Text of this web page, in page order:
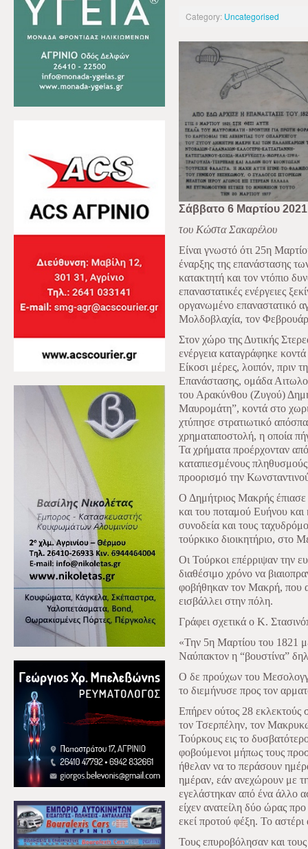
Category: Uncategorised
Σάββατο 6 Μαρτίου 2021
του Κώστα Σακαρέλου
Είναι γνωστό ότι 25η
έναρξης της επανάστασης
κατακτητή και τον ντόπιο
επαναστατικές ενέργειες
οργανωμένο επαναστατικό
Μολδοβλαχία, τον
Στον χώρο της Δυτικής
ενέργεια καταγράφηκε
Είκοσι μέρες, λοιπόν, πριν
Επανάστασης, ομάδα
του Αρακύνθου (Ζυγού)
Μαυρομάτη”, κοντά στο
χτύπησε στρατιωτικό
χρηματαποστολή, η οποία
Τα χρήματα προέρχονταν
καταπιεσμένους
προορισμό την
Ο Δημήτριος Μακρής
και του ποταμού Ευήνου και
συνοδεία και τους
τούρκικο διοικητήριο, στο
Οι Τούρκοι επέρριψαν την
διαθέσιμο χρόνο να
φοβήθηκαν τον Μακρή, που
εισβάλλει στην πόλη.
Γράφει σχετικά ο Κ.
«Την 5η Μαρτίου του 1821
Ναύπακτον η “βουστίνα”
Ο δε προύχων του
το διεμήνυσε προς τον
Επήρεν ούτος 28
τον Τσερπέλην, τον
Τούρκους εις το
φοβούμενοι μήπως τους
ήθελαν να το περάσουν
ημέραν, εάν ανεχώρουν με
εγελάστηκαν από ένα άλλο
είχεν ανατείλη δύο ώρας
εκεί προτού φέξη. Το αστέρι
Τους επυροβόλησαν και